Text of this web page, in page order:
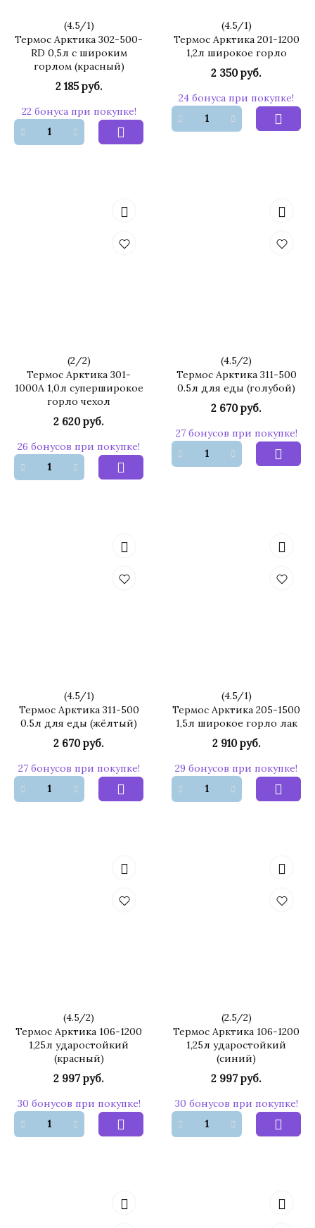
(4.5/1)
Термос Арктика 302-500-
RD 0,5л с широким
горлом (красный)
2 185 руб.
22 бонуса при покупке!
(4.5/1)
Термос Арктика 201-1200
1,2л широкое горло
2 350 руб.
24 бонуса при покупке!
(2/2)
Термос Арктика 301-
1000А 1,0л суперширокое
горло чехол
2 620 руб.
26 бонусов при покупке!
(4.5/2)
Термос Арктика 311-500
0.5л для еды (голубой)
2 670 руб.
27 бонусов при покупке!
(4.5/1)
Термос Арктика 311-500
0.5л для еды (жёлтый)
2 670 руб.
27 бонусов при покупке!
(4.5/1)
Термос Арктика 205-1500
1,5л широкое горло лак
2 910 руб.
29 бонусов при покупке!
(4.5/2)
Термос Арктика 106-1200
1,25л ударостойкий
(красный)
2 997 руб.
30 бонусов при покупке!
(2.5/2)
Термос Арктика 106-1200
1,25л ударостойкий
(синий)
2 997 руб.
30 бонусов при покупке!